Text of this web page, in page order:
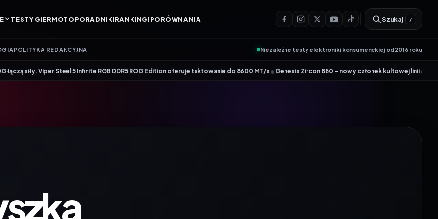
TESTY GIERMOTOPORADNIKIRANKINGIPORÓWNANIA Szukaj /
POLITYKA REDAKCYJNA Niezależne testy elektroniki konsumenckiej od 2016 roku
Steel 5 Infinite RGB DDR5 ROG Edition oferuje taktowanie do 8600 MT/s•Genesis Zircon 880 – nowy członek kultowej linii•Wydajny router Wi-Fi